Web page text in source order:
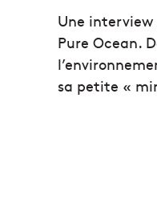
Une interview
Pure Ocean.
sa petite «